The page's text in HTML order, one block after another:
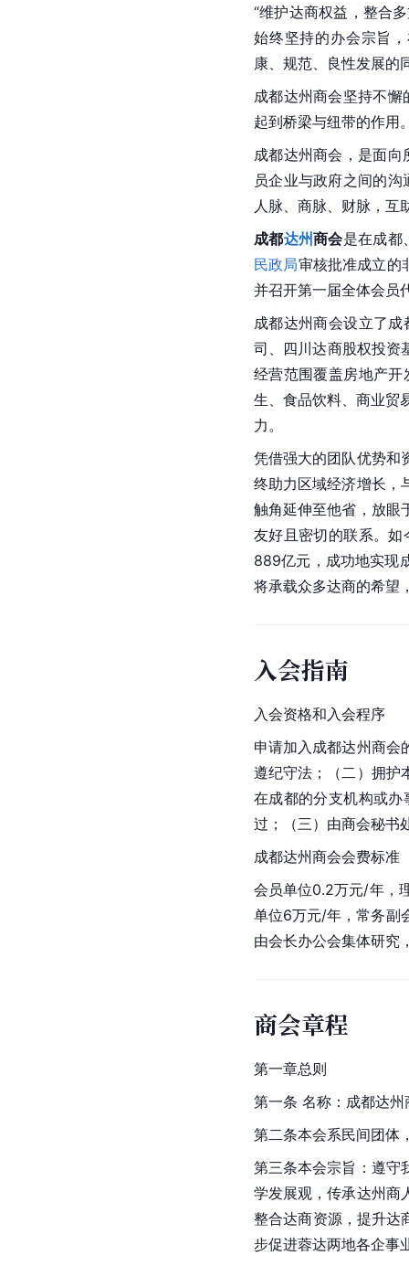
“维护达商权益，整合
始终坚持的办会宗旨
康、规范、良性发展的
成都达州商会坚持不
起到桥梁与纽带的作用
成都达州商会，是面
员企业与政府之间的
人脉、商脉、财脉，互
成都达州商会是在成都
民政局审核批准成立的
并召开第一届全体会员
成都达州商会设立了
司、四川达商股权投资
经营范围覆盖房地产
生、食品饮料、商业贸
力。
凭借强大的团队优势和
终助力区域经济增长，
触角延伸至他省，放眼
友好且密切的联系。
889亿元，成功地实现
将承载众多达商的希望
入会指南
入会资格和入会程序
申请加入成都达州商会
遵纪守法；（二）拥护
在成都的分支机构或
过；（三）由商会秘书
成都达州商会会费标准
会员单位0.2万元/年，
单位6万元/年，常务副
由会长办公会集体研究
商会章程
第一章总则
第一条 名称：成都达
第二条本会系民间团体
第三条本会宗旨：遵守
学发展观，传承达州商
整合达商资源，提升达
步促进蓉达两地各企事